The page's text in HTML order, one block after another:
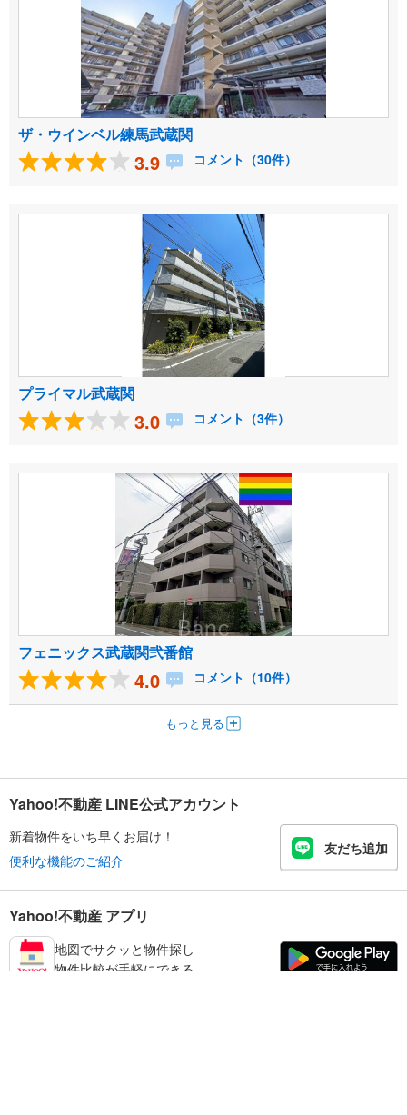
ザ・ウインベル練馬武蔵関
3.9 コメント（30件）
プライマル武蔵関
3.0 コメント（3件）
フェニックス武蔵関弐番館
4.0 コメント（10件）
もっと見る
Yahoo!不動産 LINE公式アカウント
新着物件をいち早くお届け！
便利な機能のご紹介
友だち追加
Yahoo!不動産 アプリ
地図でサクッと物件探し
物件比較が手軽にできる